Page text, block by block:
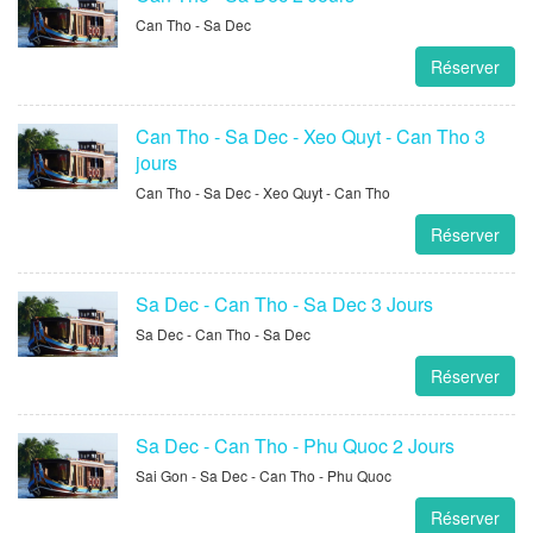
Can Tho - Sa Dec
Réserver
Can Tho - Sa Dec - Xeo Quyt - Can Tho 3
jours
Can Tho - Sa Dec - Xeo Quyt - Can Tho
Réserver
Sa Dec - Can Tho - Sa Dec 3 Jours
Sa Dec - Can Tho - Sa Dec
Réserver
Sa Dec - Can Tho - Phu Quoc 2 Jours
Sai Gon - Sa Dec - Can Tho - Phu Quoc
Réserver